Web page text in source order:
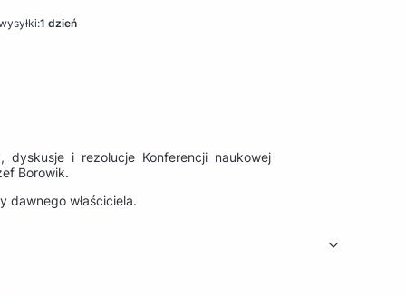
1 dzień
i rezolucje Konferencji naukowej
Borowik.
dawnego właściciela.